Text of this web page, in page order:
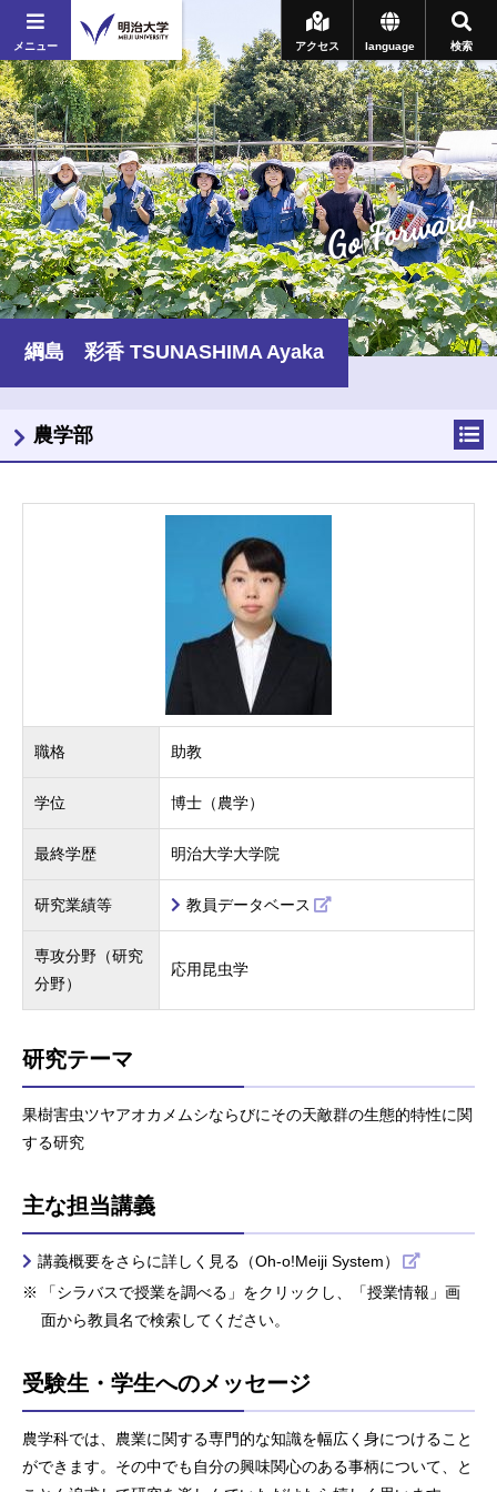
メニュー 検索
language
アクセス
Go Forward
綱島 彩香 TSUNASHIMA Ayaka
職格 助教
学位 博士（農学）
最終学歴 明治大学大学院
研究業績等 教員データベース
専攻分野（研究
分野）
応用昆虫学
研究テーマ
果樹害虫ツヤアオカメムシならびにその天敵群の生態的特性に関
する研究
主な担当講義
講義概要をさらに詳しく見る（Oh-o!Meiji System）
「シラバスで授業を調べる」をクリックし、「授業情報」画
面から教員名で検索してください。
受験生・学生へのメッセージ
農学科では、農業に関する専門的な知識を幅広く身につけること
ができます。その中でも自分の興味関心のある事柄について、と
農学部